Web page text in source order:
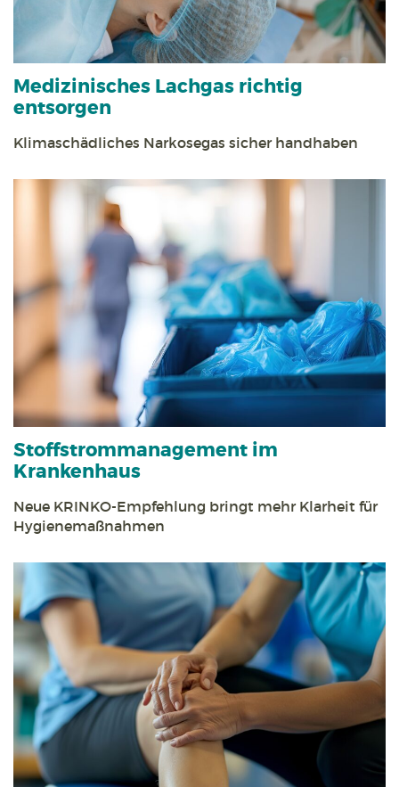
Medizinisches Lachgas richtig
entsorgen
Klimaschädliches Narkosegas sicher handhaben
Stoff­strom­management im
Krankenhaus
Neue KRINKO-Empfehlung bringt mehr Klarheit für
Hygienemaßnahmen